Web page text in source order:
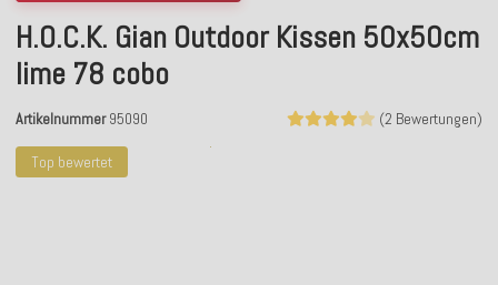
Top bewertet
H.O.C.K. Gian Outdoor Kissen 50x50cm
lime 78 cobo
(2 Bewertungen)
Artikelnummer 95090